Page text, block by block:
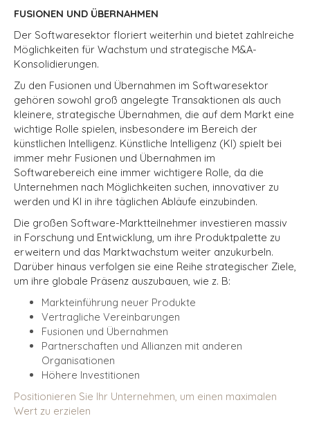
FUSIONEN UND ÜBERNAHMEN
Der Softwaresektor floriert weiterhin und bietet zahlreiche
Möglichkeiten für Wachstum und strategische M&A-
Konsolidierungen.
Zu den Fusionen und Übernahmen im Softwaresektor
gehören sowohl groß angelegte Transaktionen als auch
kleinere, strategische Übernahmen, die auf dem Markt eine
wichtige Rolle spielen, insbesondere im Bereich der
künstlichen Intelligenz. Künstliche Intelligenz (KI) spielt bei
immer mehr Fusionen und Übernahmen im
Softwarebereich eine immer wichtigere Rolle, da die
Unternehmen nach Möglichkeiten suchen, innovativer zu
werden und KI in ihre täglichen Abläufe einzubinden.
Die großen Software-Marktteilnehmer investieren massiv
in Forschung und Entwicklung, um ihre Produktpalette zu
erweitern und das Marktwachstum weiter anzukurbeln.
Darüber hinaus verfolgen sie eine Reihe strategischer Ziele,
um ihre globale Präsenz auszubauen, wie z. B:
Markteinführung neuer Produkte
Vertragliche Vereinbarungen
Fusionen und Übernahmen
Partnerschaften und Allianzen mit anderen
Organisationen
Höhere Investitionen
Positionieren Sie Ihr Unternehmen, um einen maximalen
Wert zu erzielen